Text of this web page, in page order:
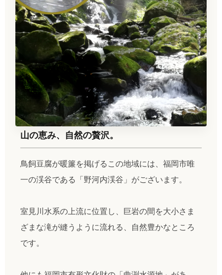
山の恵み、自然の贅沢。
鳥飼豆腐が暖簾を掲げるこの地域には、福岡市唯
一の渓谷である「野河内渓谷」がございます。
室見川水系の上流に位置し、巨岩の間を大小さま
ざまな滝が縫うように流れる、自然豊かなところ
です。